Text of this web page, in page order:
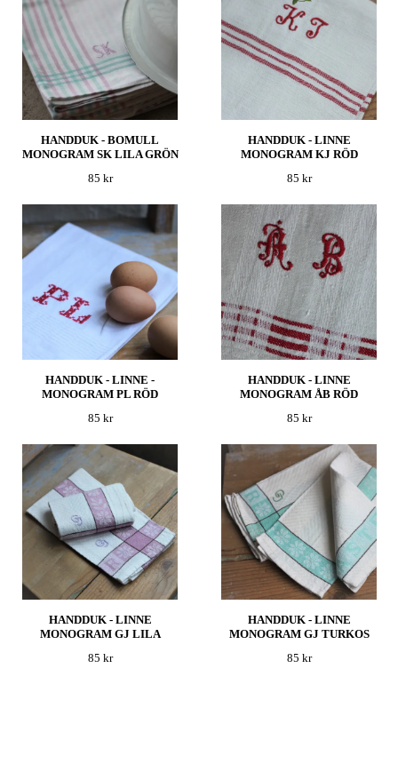
HANDDUK - BOMULL
MONOGRAM SK LILA GRÖN
85 kr
HANDDUK - LINNE
MONOGRAM KJ RÖD
85 kr
HANDDUK - LINNE -
MONOGRAM PL RÖD
85 kr
HANDDUK - LINNE
MONOGRAM ÅB RÖD
85 kr
HANDDUK - LINNE
MONOGRAM GJ LILA
85 kr
HANDDUK - LINNE
MONOGRAM GJ TURKOS
85 kr